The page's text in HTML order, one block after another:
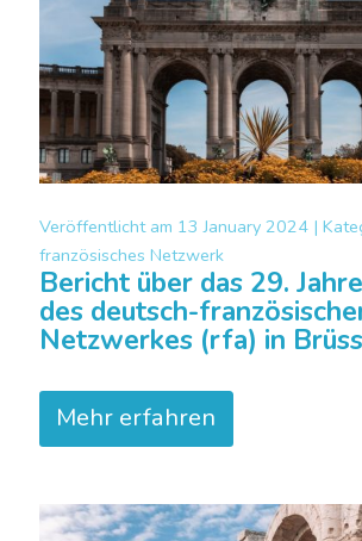
Veröffentlicht am 13 January 2024 |
französisches Netzwerk
Bericht über das 29.
des deutsch-
Netzwerkes (rfa) in
Mehr erfahren